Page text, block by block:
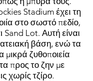
Stadium έχει τη
στο σωστό πεδίο,
Sand Lot. Αυτή είναι
βάση, ενώ τα
μικρά ζυθοποιεία
προς το ζην με
χωρίς τζίρο.